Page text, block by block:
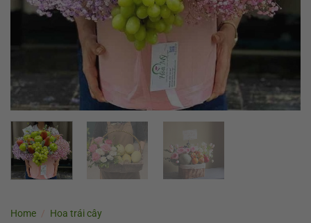
Home / Hoa trái cây